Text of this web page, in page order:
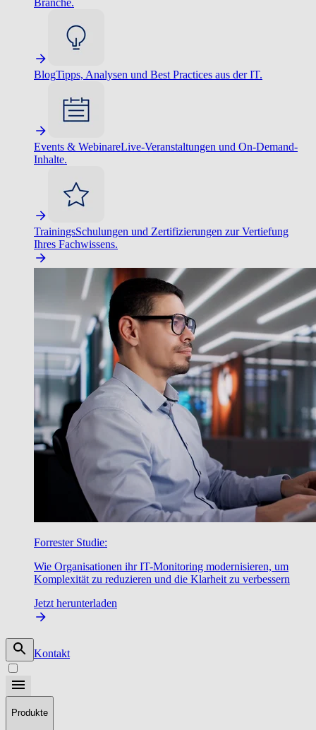
Branche.
BlogTipps, Analysen und Best Practices aus der IT.
Events & WebinareLive-Veranstaltungen und On-Demand-
Inhalte.
TrainingsSchulungen und Zertifizierungen zur Vertiefung
Ihres Fachwissens.
Forrester Studie:
Wie Organisationen ihr IT-Monitoring modernisieren, um
Komplexität zu reduzieren und die Klarheit zu verbessern
Jetzt herunterladen
Kontakt
Produkte